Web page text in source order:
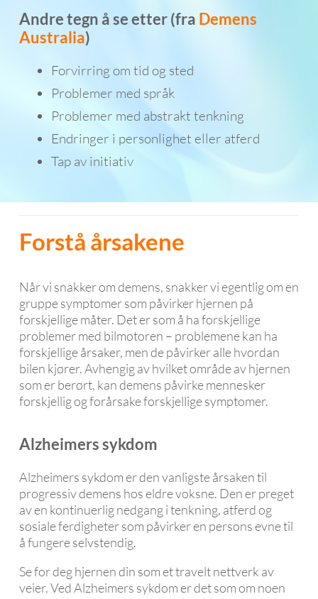
Andre tegn å se etter (fra Demens
Australia)
Forvirring om tid og sted
Problemer med språk
Problemer med abstrakt tenkning
Endringer i personlighet eller atferd
Tap av initiativ
Forstå årsakene
Når vi snakker om demens, snakker vi egentlig om en
gruppe symptomer som påvirker hjernen på
forskjellige måter. Det er som å ha forskjellige
problemer med bilmotoren – problemene kan ha
forskjellige årsaker, men de påvirker alle hvordan
bilen kjører. Avhengig av hvilket område av hjernen
som er berørt, kan demens påvirke mennesker
forskjellig og forårsake forskjellige symptomer.
Alzheimers sykdom
Alzheimers sykdom er den vanligste årsaken til
progressiv demens hos eldre voksne. Den er preget
av en kontinuerlig nedgang i tenkning, atferd og
sosiale ferdigheter som påvirker en persons evne til
å fungere selvstendig.
Se for deg hjernen din som et travelt nettverk av
veier. Ved Alzheimers sykdom er det som om noen